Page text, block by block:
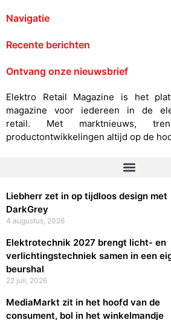
Navigatie
Recente berichten
Ontvang onze nieuwsbrief
Elektro Retail Magazine is het
magazine voor iedereen in de
retail. Met marktnieuws,
productontwikkelingen altijd op de
Liebherr zet in op tijdloos design met
DarkGrey
4 augustus, 2026
Elektrotechnik 2027 brengt licht- en
verlichtingstechniek samen in een
beurshal
22 juli, 2026
MediaMarkt zit in het hoofd van de
consument, bol in het winkelmandje